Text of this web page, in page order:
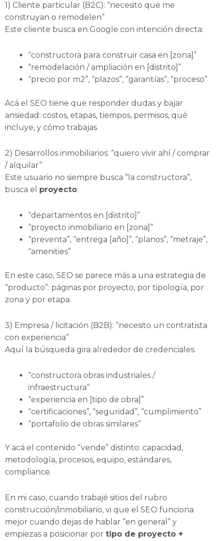
1) Cliente particular (B2C): “necesito que me
construyan o remodelen”
Este cliente busca en Google con intención directa:
“constructora para construir casa en [zona]”
“remodelación / ampliación en [distrito]”
“precio por m2”, “plazos”, “garantías”, “proceso”
Acá el SEO tiene que responder dudas y bajar
ansiedad: costos, etapas, tiempos, permisos, qué
incluye, y cómo trabajas.
2) Desarrollos inmobiliarios: “quiero vivir ahí / comprar
/ alquilar”
Este usuario no siempre busca “la constructora”,
busca el proyecto:
“departamentos en [distrito]”
“proyecto inmobiliario en [zona]”
“preventa”, “entrega [año]”, “planos”, “metraje”,
“amenities”
En este caso, SEO se parece más a una estrategia de
“producto”: páginas por proyecto, por tipología, por
zona y por etapa.
3) Empresa / licitación (B2B): “necesito un contratista
con experiencia”
Aquí la búsqueda gira alrededor de credenciales:
“constructora obras industriales /
infraestructura”
“experiencia en [tipo de obra]”
“certificaciones”, “seguridad”, “cumplimiento”
“portafolio de obras similares”
Y acá el contenido “vende” distinto: capacidad,
metodología, procesos, equipo, estándares,
compliance.
En mi caso, cuando trabajé sitios del rubro
construcción/inmobiliario, vi que el SEO funciona
mejor cuando dejas de hablar “en general” y
empiezas a posicionar por tipo de proyecto +